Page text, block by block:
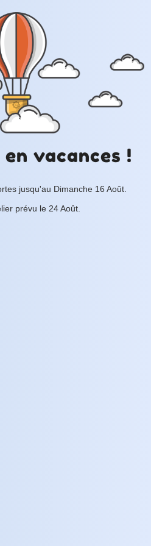
vacances !
jusqu'au Dimanche 16 Août.
prévu le 24 Août.